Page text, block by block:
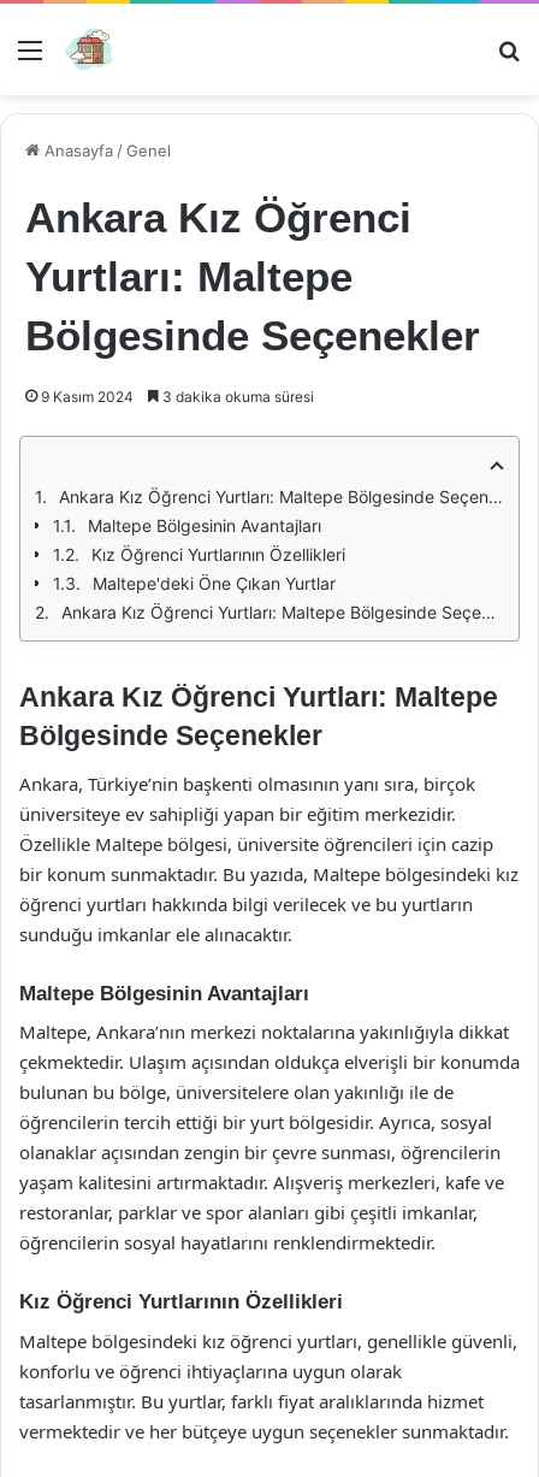
Menü
Anasayfa /Genel
Ankara Kız Öğrenci
Yurtları: Maltepe
Bölgesinde Seçenekler
9 Kasım 2024 3 dakika okuma süresi
Ankara Kız Öğrenci Yurtları: Maltepe Bölgesinde Seçenekler
Maltepe Bölgesinin Avantajları
Kız Öğrenci Yurtlarının Özellikleri
Maltepe'deki Öne Çıkan Yurtlar
Ankara Kız Öğrenci Yurtları: Maltepe Bölgesinde Seçenekler
Ankara Kız Öğrenci Yurtları: Maltepe
Bölgesinde Seçenekler
Ankara, Türkiye’nin başkenti olmasının yanı sıra, birçok
üniversiteye ev sahipliği yapan bir eğitim merkezidir.
Özellikle Maltepe bölgesi, üniversite öğrencileri için cazip
bir konum sunmaktadır. Bu yazıda, Maltepe bölgesindeki kız
öğrenci yurtları hakkında bilgi verilecek ve bu yurtların
sunduğu imkanlar ele alınacaktır.
Maltepe Bölgesinin Avantajları
Maltepe, Ankara’nın merkezi noktalarına yakınlığıyla dikkat
çekmektedir. Ulaşım açısından oldukça elverişli bir konumda
bulunan bu bölge, üniversitelere olan yakınlığı ile de
öğrencilerin tercih ettiği bir yurt bölgesidir. Ayrıca, sosyal
olanaklar açısından zengin bir çevre sunması, öğrencilerin
yaşam kalitesini artırmaktadır. Alışveriş merkezleri, kafe ve
restoranlar, parklar ve spor alanları gibi çeşitli imkanlar,
öğrencilerin sosyal hayatlarını renklendirmektedir.
Kız Öğrenci Yurtlarının Özellikleri
Maltepe bölgesindeki kız öğrenci yurtları, genellikle güvenli,
konforlu ve öğrenci ihtiyaçlarına uygun olarak
tasarlanmıştır. Bu yurtlar, farklı fiyat aralıklarında hizmet
vermektedir ve her bütçeye uygun seçenekler sunmaktadır.